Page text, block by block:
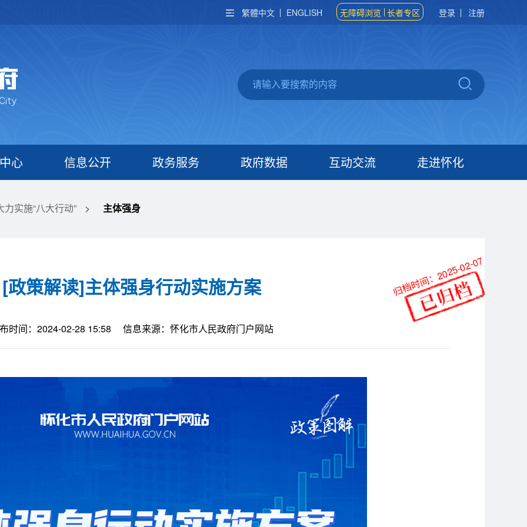
繁體中文 ENGLISH 无障碍浏览 长者专区 登录 注册
心 信息公开 政务服务 政府数据 互动交流 走进怀化
力实施“八大行动” > 主体强身
[政策解读]主体强身行动实施方案
时间：2024-02-28 15:58 信息来源：怀化市人民政府门户网站
归档时间：2025-02-07